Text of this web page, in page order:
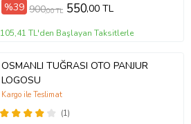
%39 900,00 TL 550,00 TL
105,41 TL'den Başlayan Taksitlerle
OSMANLI TUĞRASI OTO PANJUR
LOGOSU
(1)
Kargo ile Teslimat